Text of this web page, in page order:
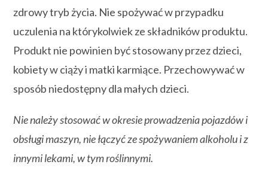
zdrowy tryb życia. Nie spożywać w przypadku
uczulenia na którykolwiek ze składników produktu.
Produkt nie powinien być stosowany przez dzieci,
kobiety w ciąży i matki karmiące. Przechowywać w
sposób niedostępny dla małych dzieci.
Nie należy stosować w okresie prowadzenia pojazdów i
obsługi maszyn, nie łączyć ze spożywaniem alkoholu i z
innymi lekami, w tym roślinnymi.